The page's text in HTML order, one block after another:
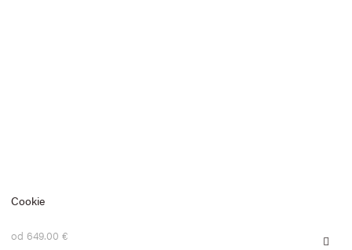
Cookie
od 649.00 €